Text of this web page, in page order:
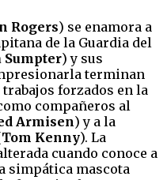
Rogers) se enamora a
de la Guardia del
Sumpter) y sus
terminan
trabajos forzados en la
compañeros al
Armisen) y a la
Tom Kenny). La
cuando conoce a
simpática mascota